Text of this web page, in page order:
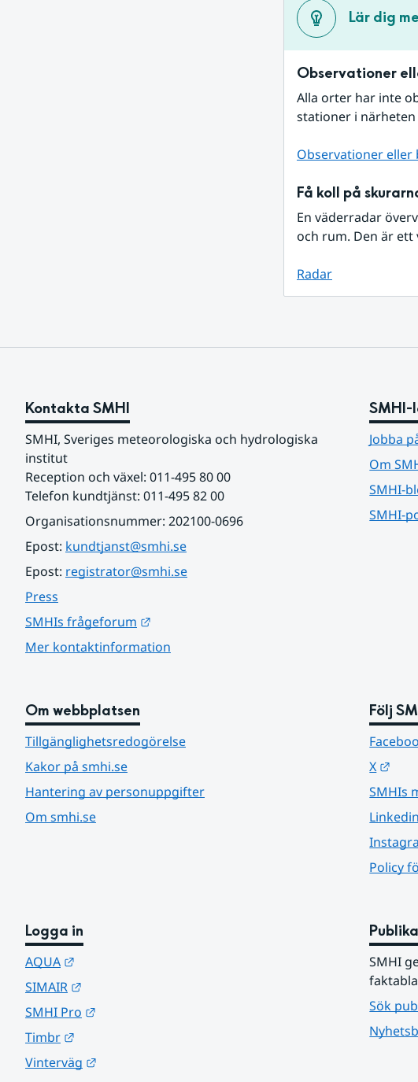
Lär dig
Observationer
Alla orter har inte
stationer i
Observationer eller
Få koll på
En väderradar
och rum. Den är
Radar
Kontakta SMHI
SMHI, Sveriges meteorologiska och hydrologiska
institut
Reception och växel: 011-495 80 00
Telefon kundtjänst: 011-495 82 00
Organisationsnummer: 202100-0696
Epost: kundtjanst@smhi.se
Epost: registrator@smhi.se
Press
SMHIs frågeforum
Mer kontaktinformation
SMHI-
Jobba
Om
SMHI-
SMHI-
Om webbplatsen
Tillgänglighetsredogörelse
Kakor på smhi.se
Hantering av personuppgifter
Om smhi.se
Följ
X
SMHIs
Linkedin
Policy
Logga in
AQUA
SIMAIR
SMHI Pro
Timbr
Vinterväg
SMHI
Sök